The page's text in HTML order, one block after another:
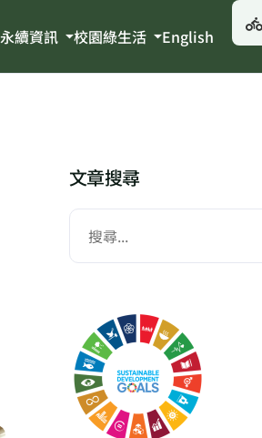
永續資訊 校園綠生活 English
文章搜尋